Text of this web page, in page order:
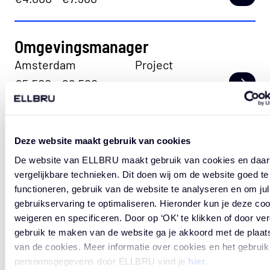
Deze website maakt gebruik van cookies
De website van ELLBRU maakt gebruik van cookies en
vergelijkbare technieken. Dit doen wij om de website goed
functioneren, gebruik van de website te analyseren en om
gebruikservaring te optimaliseren. Hieronder kun je deze
weigeren en specificeren. Door op ‘OK’ te klikken of door
gebruik te maken van de website ga je akkoord met de
van de cookies. Meer informatie over cookies en het
persoonsgegevens door ELLBRU vind je hier
Economie, Sociaal, Stadbeheer, Bedrijfsvoering,
Digitalisering, Innovatie en Informatie. De
clusters hebben expertise op een specifiek
terrein, zoals sport, jeugd of parkeren. Zij werken
beleid uit tot stadsbrede kaders waarbinnen de
Ook bieden zij directe ondersteuning aan
het gebied van participatie of werk. De stadsdelen
van straten en pleinen, groen en parken en
welzijnswerk in de buurt. Ze zorgen ervoor dat
wat ze doen, past bij de behoeften in hun
stadsdeel en bij het beleid voor de hele stad.
De opdrachtgever(s)
Omgevingsmanager
Amsterdam
Project
€5.500 - €6.500
Projectleider civiele techniek
€5.500 - €6.500
BEKIJK ALLE VACATURES